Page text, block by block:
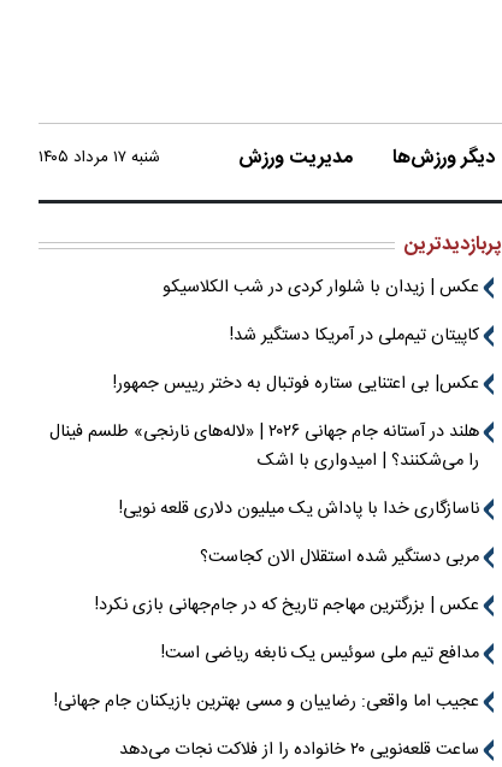
دیگر ورزش‌ها مدیریت ورزش شنبه ۱۷ مرداد ۱۴۰۵
پربازدیدترین
عکس | زیدان با شلوار کردی در شب الکلاسیکو
کاپیتان تیم‌ملی در آمریکا دستگیر شد!
عکس| بی اعتنایی ستاره فوتبال به دختر رییس جمهور!
هلند در آستانه جام جهانی ۲۰۲۶ | «لاله‌های نارنجی» طلسم فینال
را می‌شکنند؟ | امیدواری با اشک
ناسازگاری خدا با پاداش یک میلیون دلاری قلعه نویی!
مربی دستگیر شده استقلال الان کجاست؟
عکس | بزرگترین مهاجم تاریخ که در جام‌جهانی بازی نکرد!
مدافع تیم ملی سوئیس یک نابغه ریاضی است!
عجیب اما واقعی: رضاییان و مسی بهترین بازیکنان جام جهانی!
ساعت قلعه‌نویی ۲۰ خانواده را از فلاکت نجات می‌دهد